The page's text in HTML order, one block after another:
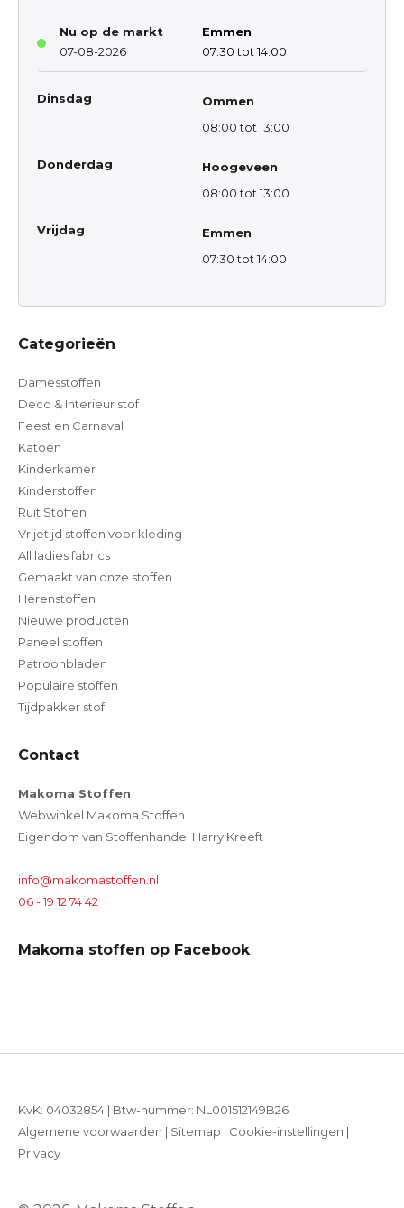
Nu op de markt
07-08-2026
Emmen
07:30 tot 14:00
Dinsdag
Ommen
08:00 tot 13:00
Donderdag
Hoogeveen
08:00 tot 13:00
Vrijdag
Emmen
07:30 tot 14:00
Categorieën
Damesstoffen
Deco & Interieur stof
Feest en Carnaval
Katoen
Kinderkamer
Kinderstoffen
Ruit Stoffen
Vrijetijd stoffen voor kleding
All ladies fabrics
Gemaakt van onze stoffen
Herenstoffen
Nieuwe producten
Paneel stoffen
Patroonbladen
Populaire stoffen
Tijdpakker stof
Contact
Makoma Stoffen
Webwinkel Makoma Stoffen
Eigendom van Stoffenhandel Harry Kreeft
info@makomastoffen.nl
06 - 19 12 74 42
Makoma stoffen op Facebook
KvK: 04032854 | Btw-nummer: NL001512149B26
Algemene voorwaarden | Sitemap | Cookie-instellingen |
Privacy